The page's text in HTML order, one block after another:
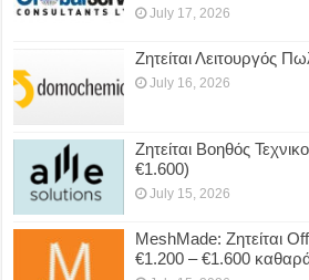
July 17, 2026
Ζητείται Λειτουργός
July 16, 2026
Ζητείται Βοηθός
€1.600)
July 15, 2026
MeshMade: Ζητείται
€1.200 – €1.600